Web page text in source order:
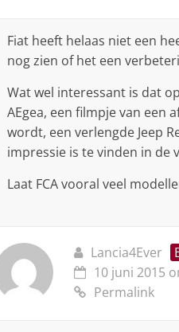
Fiat heeft helaas niet een
nog zien of het een
Wat wel interessant is dat
AEgea, een filmpje van een
wordt, een verlengde Jeep
impressie is te vinden in de
Laat FCA vooral veel
Lancia4Ever
10 juni 2015
Permalink